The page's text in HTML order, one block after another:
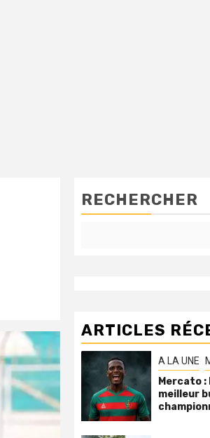
RECHERCHER
ARTICLES
A LA UNE
Mercato :
meilleur